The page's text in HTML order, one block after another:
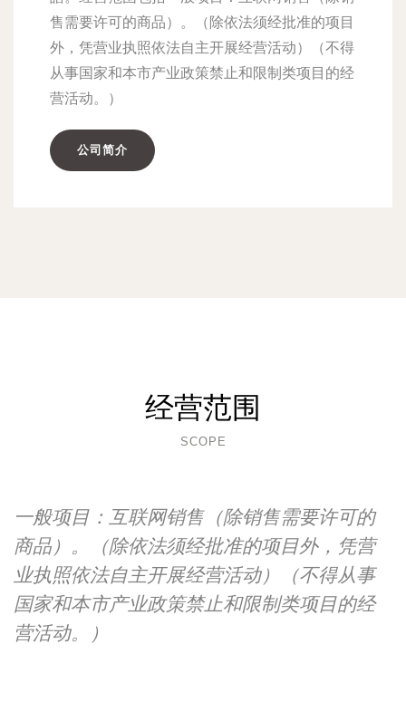
售需要许可的商品）。（除依法须经批准的项目
外，凭营业执照依法自主开展经营活动）（不得
从事国家和本市产业政策禁止和限制类项目的经
营活动。）
公司简介
经营范围
SCOPE
一般项目：互联网销售（除销售需要许可的
商品）。（除依法须经批准的项目外，凭营
业执照依法自主开展经营活动）（不得从事
国家和本市产业政策禁止和限制类项目的经
营活动。）